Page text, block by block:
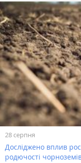
28 серпня
Досліджено вплив
родючості